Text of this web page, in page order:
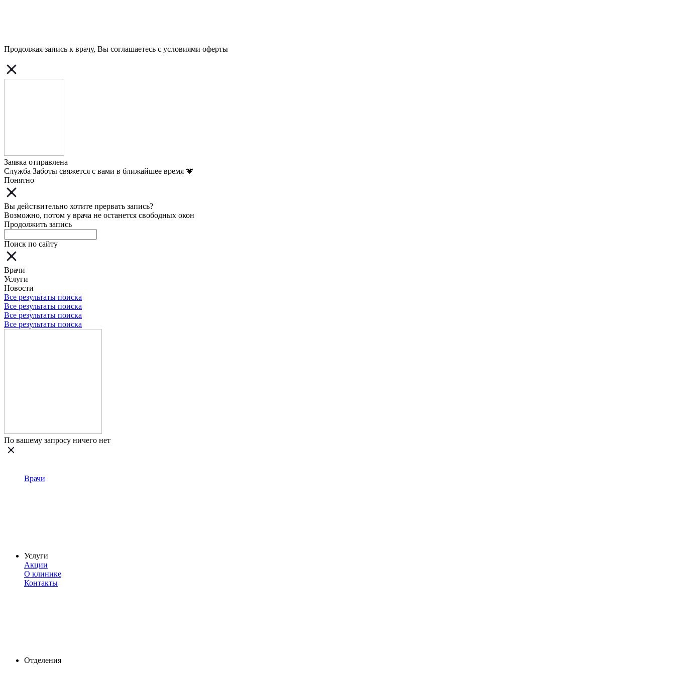
Продолжая запись к врачу, Вы соглашаетесь с условиями оферты
Заявка отправлена
Служба Заботы свяжется с вами в ближайшее время 💗
Понятно
Вы действительно хотите прервать запись?
Возможно, потом у врача не останется свободных окон
Продолжить запись
Поиск по сайту
Врачи
Услуги
Новости
Все результаты поиска
Все результаты поиска
Все результаты поиска
Все результаты поиска
По вашему запросу ничего нет
Врачи
Услуги
Акции
О клинике
Контакты
Отделения